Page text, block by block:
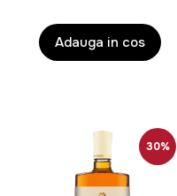
Adauga in cos
30%